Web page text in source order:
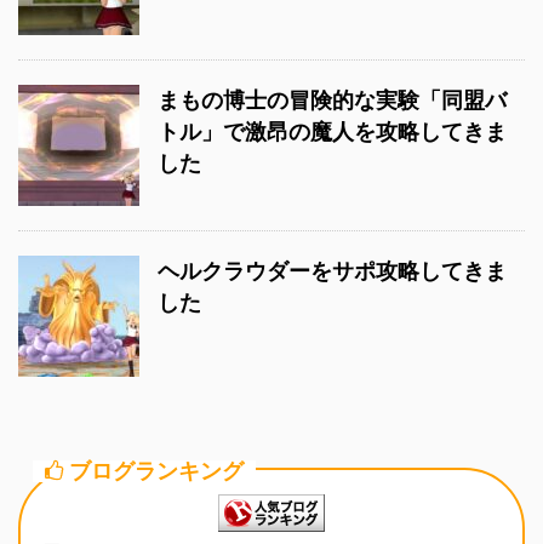
まもの博士の冒険的な実験「同盟バ
トル」で激昂の魔人を攻略してきま
した
ヘルクラウダーをサポ攻略してきま
した
ブログランキング